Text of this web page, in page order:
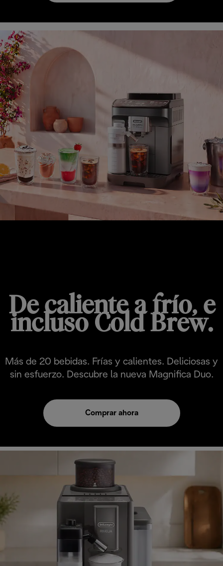
De caliente a frío, e
incluso Cold Brew.
Más de 20 bebidas. Frías y calientes. Deliciosas y
sin esfuerzo. Descubre la nueva Magnifica Duo.
Comprar ahora